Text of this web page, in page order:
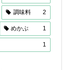
調味料 2
めかぶ 1
1